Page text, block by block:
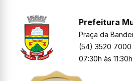
Prefeitura
Praça da
(54) 3520 7000
07:30h às